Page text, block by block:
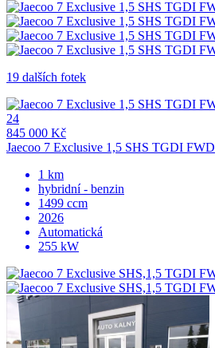
19 dalších fotek
24
845 000 Kč
Jaecoo 7 Exclusive 1,5 SHS TGDI FWD
1 km
hybridní - benzin
1499 ccm
2026
Automatická
255 kW